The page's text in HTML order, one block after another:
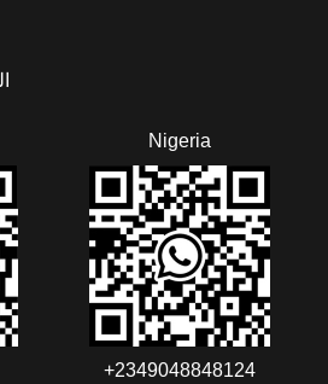
Nigeria
+2349048848124‬‬‬